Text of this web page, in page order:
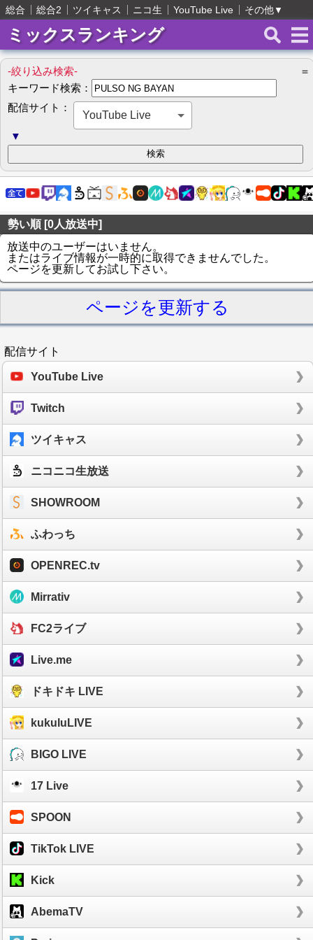
総合 総合2 ツイキャス ニコ生 YouTube Live その他▼
ミックスランキング
-絞り込み検索-
＝
キーワード検索：
配信サイト：
YouTube Live
▼
勢い順 [0人放送中]
放送中のユーザーはいません。
またはライブ情報が一時的に取得できませんでした。
ページを更新してお試し下さい。
ページを更新する
配信サイト
YouTube Live
Twitch
ツイキャス
ニコニコ生放送
SHOWROOM
ふわっち
OPENREC.tv
Mirrativ
FC2ライブ
Live.me
ドキドキ LIVE
kukuluLIVE
BIGO LIVE
17 Live
SPOON
TikTok LIVE
Kick
AbemaTV